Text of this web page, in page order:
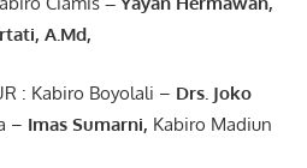
, A.Md,
: Kabiro Boyolali – Drs. Joko
– Imas Sumarni, Kabiro Madiun